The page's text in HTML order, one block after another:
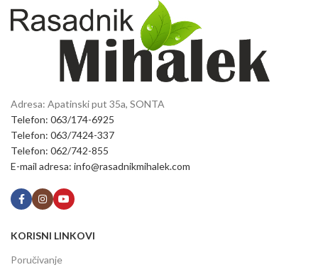
Adresa: Apatinski put 35a, SONTA
Telefon: 063/174-6925
Telefon: 063/7424-337
Telefon: 062/742-855
E-mail adresa: info@rasadnikmihalek.com
KORISNI LINKOVI
Poručivanje